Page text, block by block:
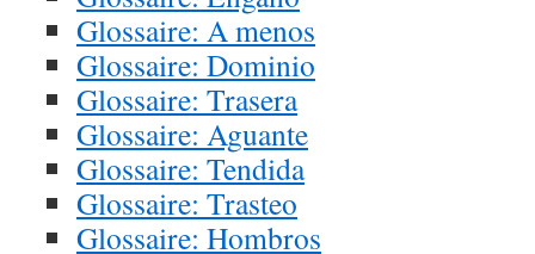
Glossaire: A menos
Glossaire: Dominio
Glossaire: Trasera
Glossaire: Aguante
Glossaire: Tendida
Glossaire: Trasteo
Glossaire: Hombros